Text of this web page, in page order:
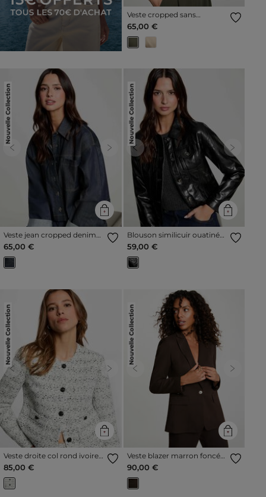
Veste cropped sans
manches vert kaki femme
65,00 €
Nouvelle Collection
Previous Next
Veste jean cropped denim
brut femme
65,00 €
Nouvelle Collection
Previous Next
Blouson similicuir ouatiné
noir femme
59,00 €
Nouvelle Collection
Previous Next
Veste droite col rond ivoire
femme
85,00 €
Nouvelle Collection
Previous Next
Veste blazer marron foncé
femme
90,00 €